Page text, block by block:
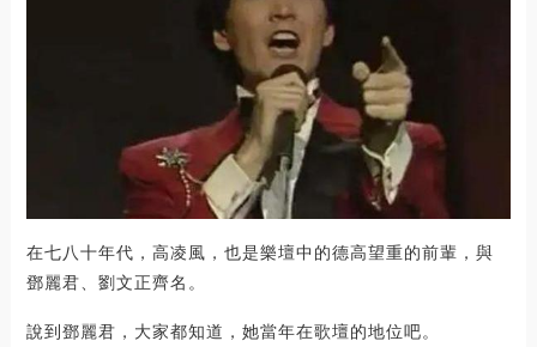
在七八十年代，高凌風，也是樂壇中的德高望重的前輩，與
鄧麗君、劉文正齊名。
說到鄧麗君，大家都知道，她當年在歌壇的地位吧。